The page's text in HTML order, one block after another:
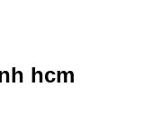
hcm